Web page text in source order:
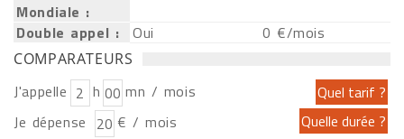
Mondiale :
Double appel :
Oui 0 €/mois
COMPARATEURS
J'appelle h
mn / mois
Je dépense
€ / mois